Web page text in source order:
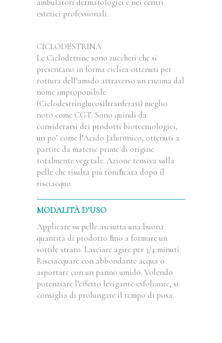
ambulatori dermatologici e nei centri
estetici professionali.
CICLODESTRINA
Le Ciclodetrine sono zuccheri che si
presentano in forma ciclica ottenuti per
rottura dell’amido attraverso un enzima dal
nome improponibile
(Ciclodestringlucosiltranferasi) meglio
noto come CGT. Sono quindi da
considerarsi dei prodotti biotecniologici,
un po’ come l’Acido Jaluronico, ottenuti a
partire da materie prime di origine
totalmente vegetale. Azione tensiva sulla
pelle che risulta più toniﬁcata dopo il
risciacquo.
MODALITÀ D’USO
Applicare su pelle asciutta una buona
quantità di prodotto ﬁno a formare un
sottile strato. Lasciare agire per 3/4 minuti.
Risciacquare con abbondante acqua o
asportare con un panno umido. Volendo
potenziare l’effetto levigante-esfoliante, si
consiglia di prolungare il tempo di posa.